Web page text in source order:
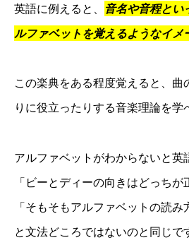
英語に例えると、 音名や音程とい
ルファベットを覚えるようなイメ
この楽典をある程度覚えると、
りに役立ったりする音楽理論を学
アルファベットがわからないと英
「ビーとディーの向きはどっちが
「そもそもアルファベットの読
と文法どころではないのと同じで